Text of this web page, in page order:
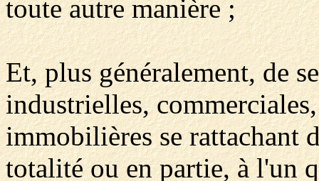
toute autre manière ;
Et, plus généralement, de
industrielles,
immobilières se rattachant
totalité ou en partie, à l'un